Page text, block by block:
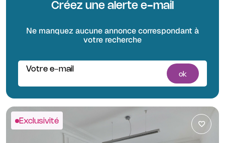
Créez une alerte e-mail
Ne manquez aucune annonce correspondant à
votre recherche
Votre e-mail
ok
Exclusivité